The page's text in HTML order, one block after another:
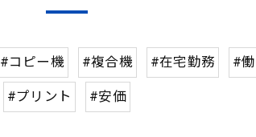
#コピー機 #複合機 #在宅勤務 #
#プリント #安価